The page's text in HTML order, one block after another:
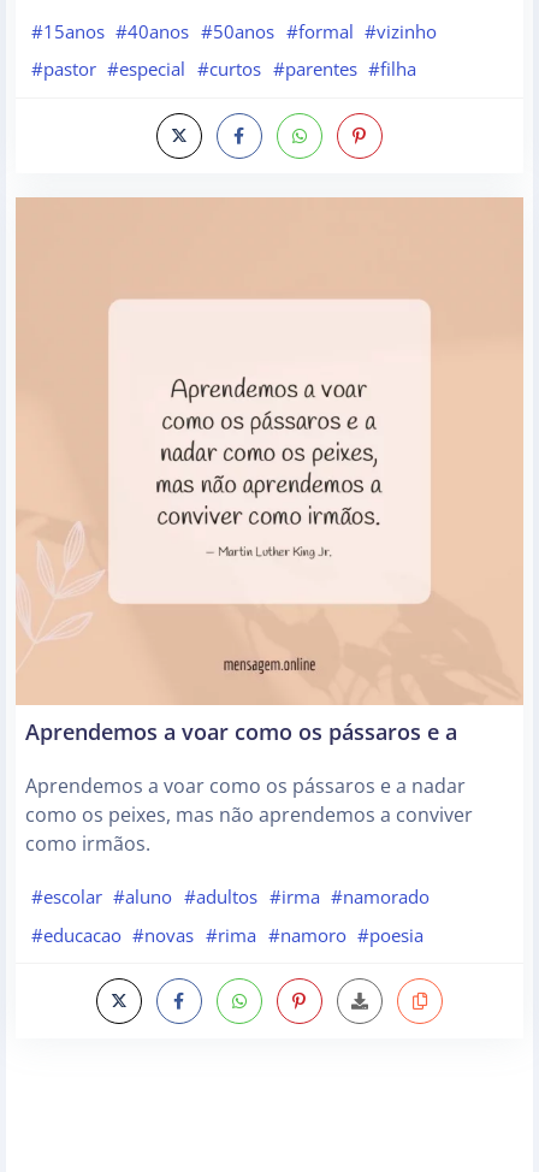
#15anos #40anos #50anos #formal #vizinho
#pastor #especial #curtos #parentes #filha
Aprendemos a voar como os pássaros e a
Aprendemos a voar como os pássaros e a nadar
como os peixes, mas não aprendemos a conviver
como irmãos.
#escolar #aluno #adultos #irma #namorado
#educacao #novas #rima #namoro #poesia